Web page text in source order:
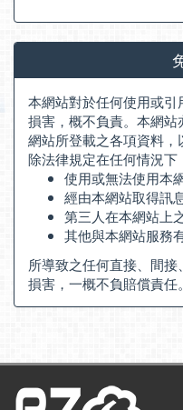
本網站對於任何使用或
損害，概不負責。本網
網站所登載之各項資料，
除法律規定在任何情況下
使用或無法使用本
經由本網站取得訊
第三人在本網站上
其他與本網站服務
所導致之任何直接、間
損害，一概不負賠償責任。